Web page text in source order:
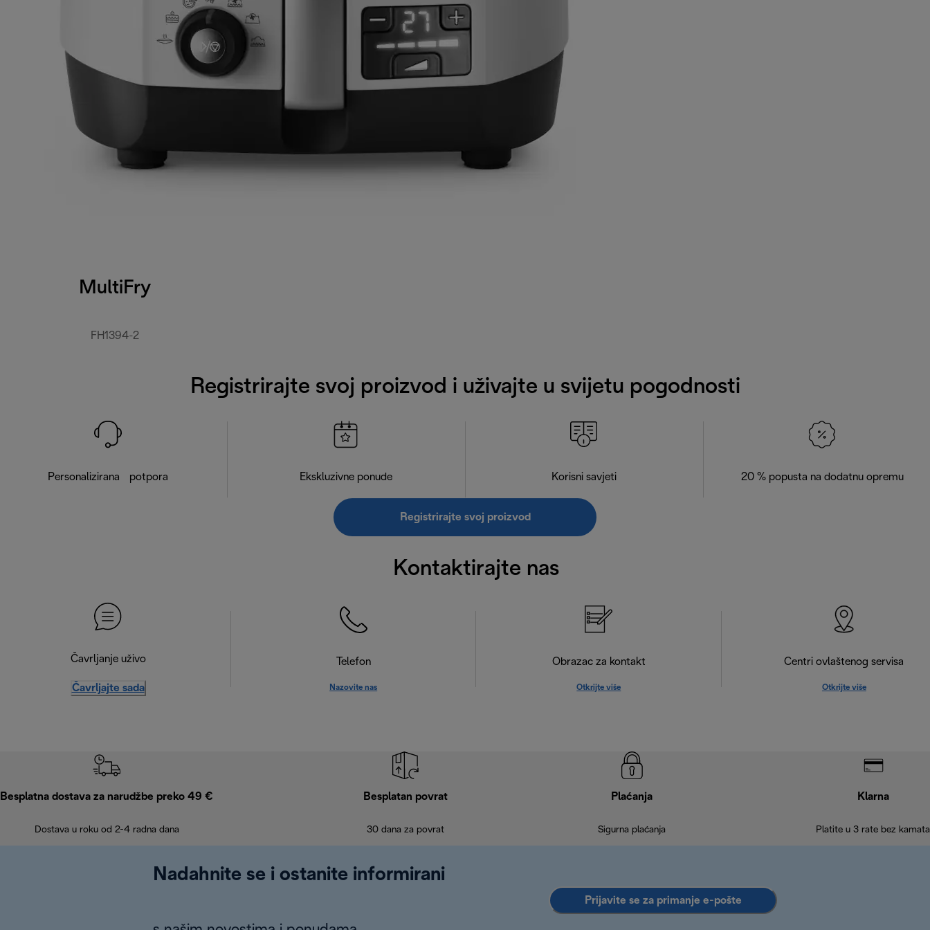
MultiFry
FH1394-2
Registrirajte svoj proizvod i uživajte u svijetu pogodnosti
Personalizirana potpora Ekskluzivne ponude Korisni savjeti 20 % popusta na dodatnu opremu
Registrirajte svoj proizvod
Kontaktirajte nas
Čavrljanje uživo
Čavrljajte sada
Telefon
Nazovite nas
Obrazac za kontakt
Otkrijte više
Centri ovlaštenog servisa
Otkrijte više
Besplatna dostava za narudžbe preko 49 €
Dostava u roku od 2-4 radna dana
Besplatan povrat
30 dana za povrat
Plaćanja
Sigurna plaćanja
Klarna
Platite u 3 rate bez kamata
Nadahnite se i ostanite informirani
Prijavite se za primanje e-pošte